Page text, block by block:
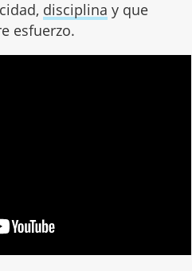
disciplina y que
esfuerzo.